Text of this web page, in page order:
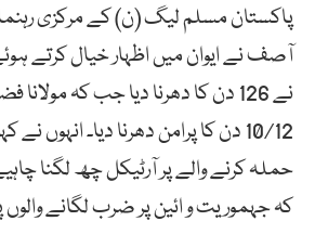
پاکستان مسلم لیگ (ن) کے مرکزی
آصف نے ایوان میں اظہار خیال کرتے
نے 126 دن کا دھرنا دیا جب کہ
10/12 دن کا پرامن دھرنا دیا۔ انہوں
حملہ کرنے والے پر آرٹیکل چھ لگنا
کہ جہموریت و ائین پر ضرب لگانے